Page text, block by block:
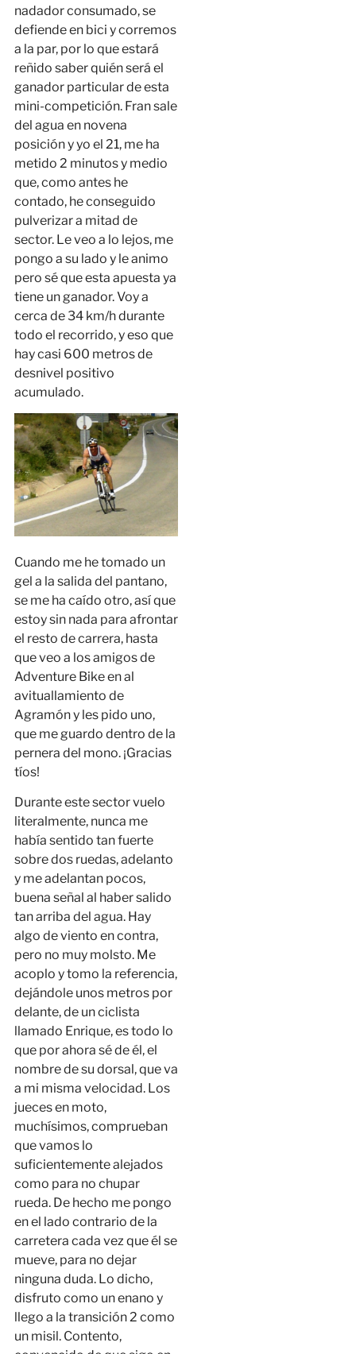
nadador consumado, se
defiende en bici y corremos
a la par, por lo que estará
reñido saber quién será el
ganador particular de esta
mini-competición. Fran sale
del agua en novena
posición y yo el 21, me ha
metido 2 minutos y medio
que, como antes he
contado, he conseguido
pulverizar a mitad de
sector. Le veo a lo lejos, me
pongo a su lado y le animo
pero sé que esta apuesta ya
tiene un ganador. Voy a
cerca de 34 km/h durante
todo el recorrido, y eso que
hay casi 600 metros de
desnivel positivo
acumulado.
Cuando me he tomado un
gel a la salida del pantano,
se me ha caído otro, así que
estoy sin nada para afrontar
el resto de carrera, hasta
que veo a los amigos de
Adventure Bike en al
avituallamiento de
Agramón y les pido uno,
que me guardo dentro de la
pernera del mono. ¡Gracias
tíos!
Durante este sector vuelo
literalmente, nunca me
había sentido tan fuerte
sobre dos ruedas, adelanto
y me adelantan pocos,
buena señal al haber salido
tan arriba del agua. Hay
algo de viento en contra,
pero no muy molsto. Me
acoplo y tomo la referencia,
dejándole unos metros por
delante, de un ciclista
llamado Enrique, es todo lo
que por ahora sé de él, el
nombre de su dorsal, que va
a mi misma velocidad. Los
jueces en moto,
muchísimos, comprueban
que vamos lo
suficientemente alejados
como para no chupar
rueda. De hecho me pongo
en el lado contrario de la
carretera cada vez que él se
mueve, para no dejar
ninguna duda. Lo dicho,
disfruto como un enano y
llego a la transición 2 como
un misil. Contento,